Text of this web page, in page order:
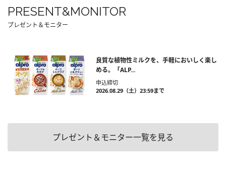
PRESENT&MONITOR
プレゼント＆モニター
良質な植物性ミルクを、手軽においしく楽し
める。「ALP...
申込締切
2026.08.29（土）23:59まで
プレゼント＆モニター一覧を見る